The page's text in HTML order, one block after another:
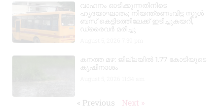
വാഹനം ഓടിക്കുന്നതിനിടെ
ഹൃദയാഘാതം; നിയന്ത്രണംവിട്ട സ്കൂൾ
ബസ് കെട്ടിടത്തിലേക്ക് ഇടിച്ചുകയറി,
ഡ്രൈവർ മരിച്ചു
കനത്ത മഴ: ജില്ലയിൽ 1.77 കോടിയുടെ
കൃഷിനാശം
« Previous Next »